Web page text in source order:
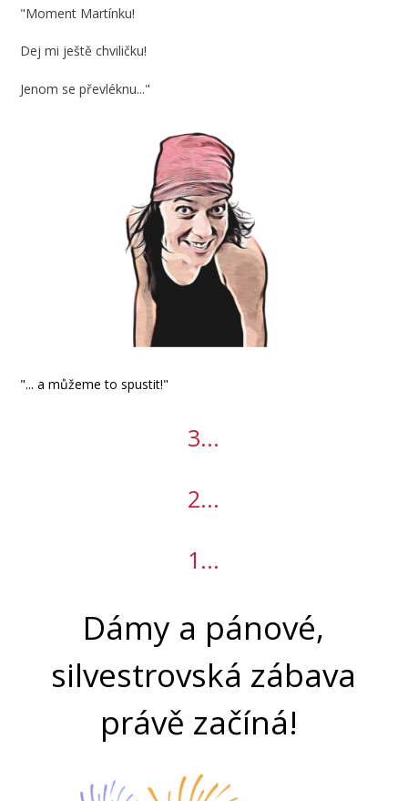
"Moment Martínku!
Dej mi ještě chviličku!
Jenom se převléknu..."
"... a můžeme to spustit!"
3...
2...
1...
Dámy a pánové,
silvestrovská zábava
právě začíná!